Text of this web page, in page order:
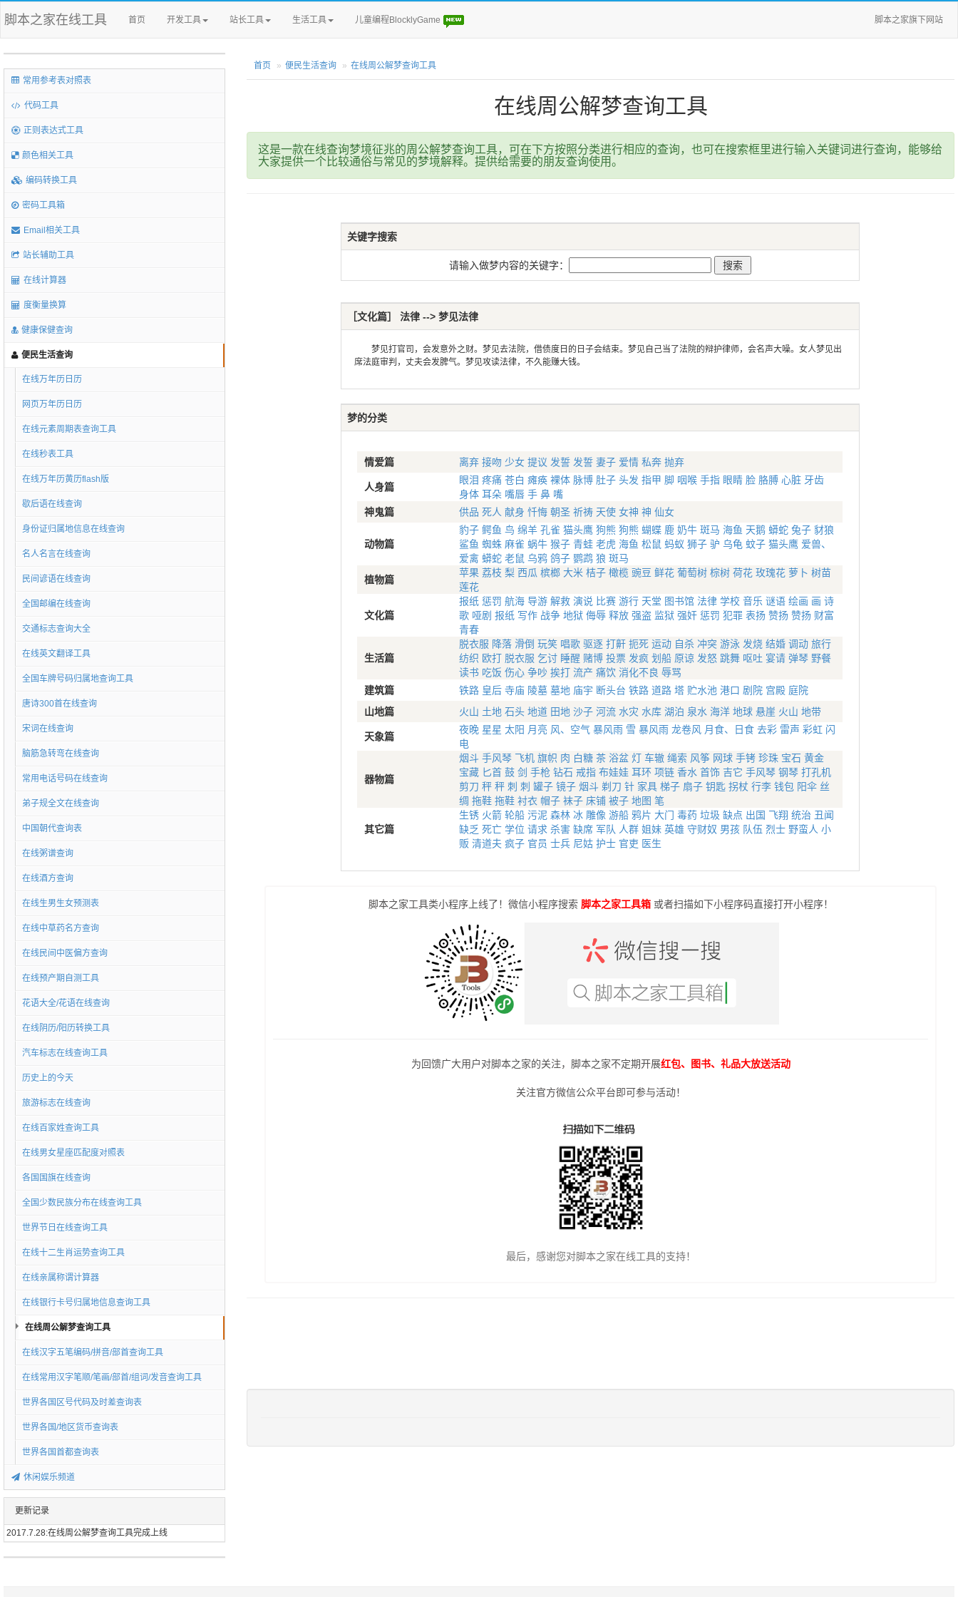
脚本之家在线工具 首页 开发工具 站长工具 生活工具 儿童编程BlocklyGame 脚本之家旗下网站
常用参考表对照表
代码工具
正则表达式工具
颜色相关工具
编码转换工具
密码工具箱
Email相关工具
站长辅助工具
在线计算器
度衡量换算
健康保健查询
便民生活查询
在线万年历日历
网页万年历日历
在线元素周期表查询工具
在线秒表工具
在线万年历黄历flash版
歇后语在线查询
身份证归属地信息在线查询
名人名言在线查询
民间谚语在线查询
全国邮编在线查询
交通标志查询大全
在线英文翻译工具
全国车牌号码归属地查询工具
唐诗300首在线查询
宋词在线查询
脑筋急转弯在线查询
常用电话号码在线查询
弟子规全文在线查询
中国朝代查询表
在线粥谱查询
在线酒方查询
在线生男生女预测表
在线中草药名方查询
在线民间中医偏方查询
在线预产期自测工具
花语大全/花语在线查询
在线阴历/阳历转换工具
汽车标志在线查询工具
历史上的今天
旅游标志在线查询
在线百家姓查询工具
在线男女星座匹配度对照表
各国国旗在线查询
全国少数民族分布在线查询工具
世界节日在线查询工具
在线十二生肖运势查询工具
在线亲属称谓计算器
在线银行卡号归属地信息查询工具
在线周公解梦查询工具
在线汉字五笔编码/拼音/部首查询工具
在线常用汉字笔顺/笔画/部首/组词/发音查询工具
世界各国区号代码及时差查询表
世界各国/地区货币查询表
世界各国首都查询表
休闲娱乐频道
更新记录
2017.7.28:在线周公解梦查询工具完成上线
首页 便民生活查询 在线周公解梦查询工具
在线周公解梦查询工具
这是一款在线查询梦境征兆的周公解梦查询工具，可在下方按照分类进行相应的查询，也可在搜索框里进行输入关键词进行查询，能够给
大家提供一个比较通俗与常见的梦境解释。提供给需要的朋友查询使用。
关键字搜索
请输入做梦内容的关键字：
［文化篇］ 法律 --> 梦见法律
梦见打官司，会发意外之财。梦见去法院，借债度日的日子会结束。梦见自己当了法院的辩护律师，会名声大噪。女人梦见出
席法庭审判，丈夫会发脾气。梦见攻读法律，不久能赚大钱。
梦的分类
情爱篇 离弃 接吻 少女 提议 发誓 发誓 妻子 爱情 私奔 抛弃
人身篇
眼泪 疼痛 苍白 瘫痪 裸体 脉博 肚子 头发 指甲 脚 咽喉 手指 眼睛 脸 胳膊 心脏 牙齿
身体 耳朵 嘴唇 手 鼻 嘴
神鬼篇
供品 死人 献身 忏悔 朝圣 祈祷 天使 女神 神 仙女
动物篇
豹子 鳄鱼 鸟 绵羊 孔雀 猫头鹰 狗熊 狗熊 蝴蝶 鹿 奶牛 斑马 海鱼 天鹅 蟒蛇 兔子 豺狼
鲨鱼 蜘蛛 麻雀 蜗牛 猴子 青蛙 老虎 海鱼 松鼠 蚂蚁 狮子 驴 乌龟 蚊子 猫头鹰 爱兽、
爱禽 蟒蛇 老鼠 乌鸦 鸽子 鹦鹉 狼 斑马
植物篇
苹果 荔枝 梨 西瓜 槟榔 大米 桔子 橄榄 豌豆 鲜花 葡萄树 棕树 荷花 玫瑰花 萝卜 树苗
莲花
文化篇
报纸 惩罚 航海 导游 解救 演说 比赛 游行 天堂 图书馆 法律 学校 音乐 谜语 绘画 画 诗
歌 哑剧 报纸 写作 战争 地狱 侮辱 释放 强盗 监狱 强奸 惩罚 犯罪 表扬 赞扬 赞扬 财富
青春
生活篇
脱衣服 降落 滑倒 玩笑 唱歌 驱逐 打鼾 扼死 运动 自杀 冲突 游泳 发烧 结婚 调动 旅行
纺织 欧打 脱衣服 乞讨 睡醒 赌博 投票 发疯 划船 原谅 发怒 跳舞 呕吐 宴请 弹琴 野餐
读书 吃饭 伤心 争吵 挨打 流产 痛饮 消化不良 辱骂
建筑篇
铁路 皇后 寺庙 陵墓 墓地 庙宇 断头台 铁路 道路 塔 贮水池 港口 剧院 宫殿 庭院
山地篇
火山 土地 石头 地道 田地 沙子 河流 水灾 水库 湖泊 泉水 海洋 地球 悬崖 火山 地带
天象篇
夜晚 星星 太阳 月亮 风、空气 暴风雨 雪 暴风雨 龙卷风 月食、日食 去彩 雷声 彩虹 闪
电
器物篇
烟斗 手风琴 飞机 旗帜 肉 白糖 茶 浴盆 灯 车辙 绳索 风筝 网球 手铐 珍珠 宝石 黄金
宝藏 匕首 鼓 剑 手枪 钻石 戒指 布娃娃 耳环 项链 香水 首饰 吉它 手风琴 钢琴 打孔机
剪刀 秤 秤 刺 刺 罐子 镜子 烟斗 剃刀 针 家具 梯子 扇子 钥匙 拐杖 行李 钱包 阳伞 丝
绸 拖鞋 拖鞋 衬衣 帽子 袜子 床铺 被子 地图 笔
其它篇
生锈 火箭 轮船 污泥 森林 冰 雕像 游船 鸦片 大门 毒药 垃圾 缺点 出国 飞翔 统治 丑闻
缺乏 死亡 学位 请求 杀害 缺席 军队 人群 姐妹 英雄 守财奴 男孩 队伍 烈士 野蛮人 小
贩 清道夫 疯子 官员 士兵 尼姑 护士 官吏 医生
脚本之家工具类小程序上线了！微信小程序搜索 脚本之家工具箱或者扫描如下小程序码直接打开小程序！
为回馈广大用户对脚本之家的关注，脚本之家不定期开展红包、图书、礼品大放送活动
关注官方微信公众平台即可参与活动！
最后，感谢您对脚本之家在线工具的支持！